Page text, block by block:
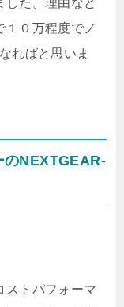
した。理由など
１０万程度でノ
ればと思いま
のNEXTGEAR-
ストパフォーマ